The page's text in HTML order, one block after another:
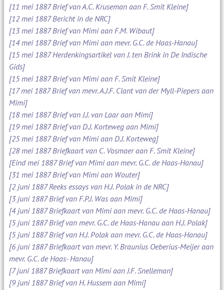
[11 mei 1887 Brief van A.C. Kruseman aan F. Smit Kleine]
[12 mei 1887 Bericht in de NRC]
[13 mei 1887 Brief van Mimi aan F.M. Wibaut]
[14 mei 1887 Brief van Mimi aan mevr. G.C. de Haas-Hanau]
[15 mei 1887 Herdenkingsartikel van J. ten Brink in De Indische
Gids]
[15 mei 1887 Brief van Mimi aan F. Smit Kleine]
[17 mei 1887 Brief van mevr. A.J.F. Clant van der Myll-Piepers aan
Mimi]
[18 mei 1887 Brief van J.J. van Laar aan Mimi]
[19 mei 1887 Brief van D.J. Korteweg aan Mimi]
[25 mei 1887 Brief van Mimi aan D.J. Korteweg]
[28 mei 1887 Briefkaart van C. Vosmaer aan F. Smit Kleine]
[Eind mei 1887 Brief van Mimi aan mevr. G.C. de Haas-Hanau]
[31 mei 1887 Brief van Mimi aan Wouter]
[2 juni 1887 Reeks essays van H.J. Polak in de NRC]
[3 juni 1887 Brief van F.P.J. Was aan Mimi]
[4 juni 1887 Briefkaart van Mimi aan mevr. G.C. de Haas-Hanau]
[5 juni 1887 Brief van mevr. G.C. de Haas-Hanau aan H.J. Polak]
[5 juni 1887 Brief van H.J. Polak aan mevr. G.C. de Haas-Hanau]
[6 juni 1887 Briefkaart van mevr. Y. Braunius Oeberius-Meijer aan
mevr. G.C. de Haas- Hanau]
[7 juni 1887 Briefkaart van Mimi aan J.F. Snelleman]
[9 juni 1887 Brief van H. Hussem aan Mimi]